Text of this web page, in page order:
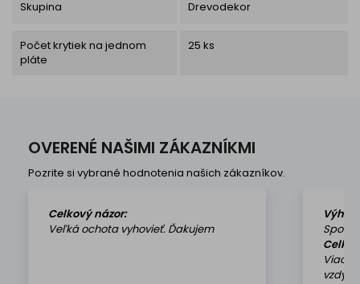
Skupina Drevodekor
Počet krytiek na jednom
pláte
25 ks
OVERENÉ NAŠIMI ZÁKAZNÍKMI
Pozrite si vybrané hodnotenia našich zákazníkov.
Celkový názor:
Veľká ochota vyhovieť. Ďakujem
vzdy k